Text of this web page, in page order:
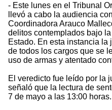
- Este lunes en el Tribunal
llevó a cabo la audiencia
Coordinadora Arauco
delitos contemplados bajo
Estado. En esta instancia
de todos los cargos que se
uso de armas y atentado
El veredicto fue leído por la
señaló que la lectura de
7 de mayo a las 13:00 horas.